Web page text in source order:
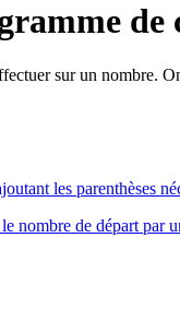
de
sur un nombre.
les parenthèses
nombre de départ par